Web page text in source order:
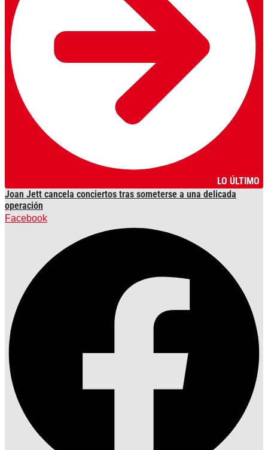
LO ÚLTIMO
Joan Jett cancela conciertos tras someterse a una delicada
operación
Facebook